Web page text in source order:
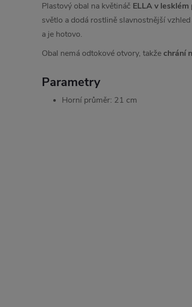
Plastový obal na květináč ELLA v
světlo a dodá rostlině slavnostnější
a je hotovo.
Obal nemá odtokové otvory, takžechrání
Parametry
Horní průměr: 21 cm